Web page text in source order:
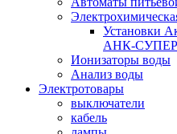
Установки
АНК-СУПЕР
Ионизаторы воды
Анализ воды
Электротовары
выключатели
кабель